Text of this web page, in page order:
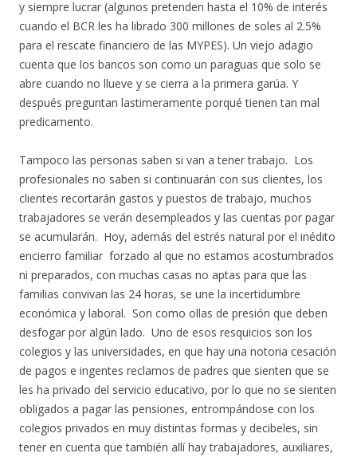
y siempre lucrar (algunos pretenden hasta el 10% de interés
cuando el BCR les ha librado 300 millones de soles al 2.5%
para el rescate financiero de las MYPES). Un viejo adagio
cuenta que los bancos son como un paraguas que solo se
abre cuando no llueve y se cierra a la primera garúa. Y
después preguntan lastimeramente porqué tienen tan mal
predicamento.
Tampoco las personas saben si van a tener trabajo. Los
profesionales no saben si continuarán con sus clientes, los
clientes recortarán gastos y puestos de trabajo, muchos
trabajadores se verán desempleados y las cuentas por pagar
se acumularán. Hoy, además del estrés natural por el inédito
encierro familiar forzado al que no estamos acostumbrados
ni preparados, con muchas casas no aptas para que las
familias convivan las 24 horas, se une la incertidumbre
económica y laboral. Son como ollas de presión que deben
desfogar por algún lado. Uno de esos resquicios son los
colegios y las universidades, en que hay una notoria cesación
de pagos e ingentes reclamos de padres que sienten que se
les ha privado del servicio educativo, por lo que no se sienten
obligados a pagar las pensiones, entrompándose con los
colegios privados en muy distintas formas y decibeles, sin
tener en cuenta que también allí hay trabajadores, auxiliares,